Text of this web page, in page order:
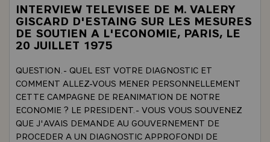
INTERVIEW TELEVISEE DE M. VALERY
GISCARD D'ESTAING SUR LES MESURES
DE SOUTIEN A L'ECONOMIE, PARIS, LE
20 JUILLET 1975
QUESTION.- QUEL EST VOTRE DIAGNOSTIC ET
COMMENT ALLEZ-VOUS MENER PERSONNELLEMENT
CETTE CAMPAGNE DE REANIMATION DE NOTRE
ECONOMIE ? LE PRESIDENT.- VOUS VOUS SOUVENEZ
QUE J'AVAIS DEMANDE AU GOUVERNEMENT DE
PROCEDER A UN DIAGNOSTIC APPROFONDI DE